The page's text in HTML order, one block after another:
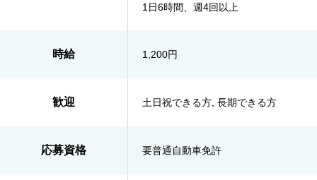
1日6時間、週4回以上
時給 1,200円
歓迎 土日祝できる方, 長期できる方
応募資格 要普通自動車免許